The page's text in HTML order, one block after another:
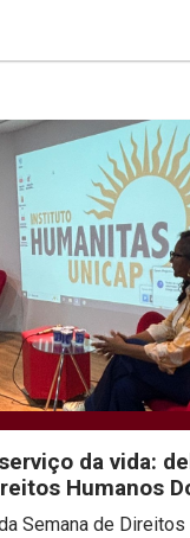
da vida:
Humanos
Semana de